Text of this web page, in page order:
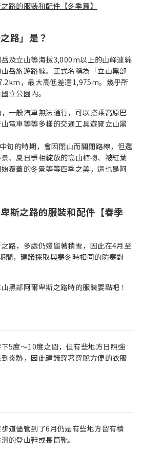
路的服裝和配件【冬季篇】
路」是？
及立山等海拔3,000m以上的山峰連綿
岳旅遊路線。正式名稱為「立山黑部
，最大高低差達1,975m。幾乎所
立公園內。
一般汽車無法通行，可以搭乘高原巴
電車等等多樣的交通工具遊覽立山黑
旬的時期，會因閉山而關閉路線，但還
、夏日爭相綻放的高山植物、被紅葉
覆蓋的冬景等等四季之美，這也是阿
斯之路的服裝和配件【春季
路，多處仍殘留著積雪，因此在4月至
間，建議採取與寒冬時相同的防寒對
黑部阿爾卑斯之路時的服裝要點吧！
5度〜10度之間，但有些地方日照強
炎熱，因此建議穿著穿脫方便的衣服
道儘管到了6月仍是有些地方留有積
的登山鞋或長筒靴。